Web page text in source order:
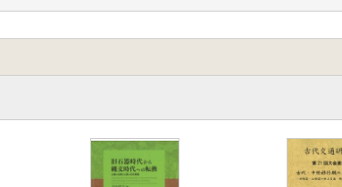
部 隆弘
技術の検討/松田 直則
美